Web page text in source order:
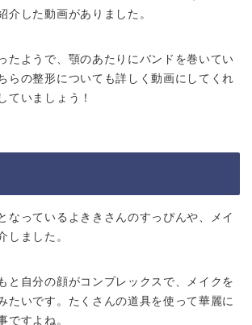
介した動画がありました。
たようで、顎のあたりにバンドを巻いてい
らの整形についても詳しく動画にしてくれ
ていましょう！
なっているよききさんのすっぴんや、メイ
しました。
と自分の顔がコンプレックスで、メイクを
たいです。たくさんの道具を使って華麗に
ですよね。